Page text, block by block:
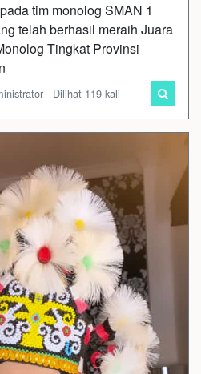
tim monolog SMAN 1
telah berhasil meraih Juara
Tingkat Provinsi
- Dilihat 119 kali